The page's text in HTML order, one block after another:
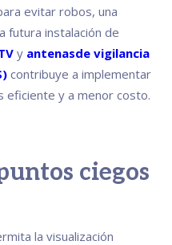
evitar robos, una
futura instalación de
y antenasde vigilancia
contribuye a implementar
eficiente y a menor costo.
ciegos
la visualización